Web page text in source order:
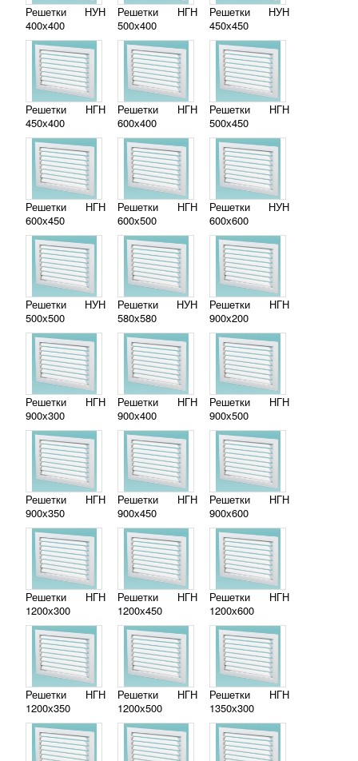
Решетки НУН
400х400
Решетки НГН
450х400
Решетки НГН
500х400
Решетки НГН
600х400
Решетки НУН
450х450
Решетки НГН
500х450
Решетки НГН
600х450
Решетки НУН
500х500
Решетки НГН
600х500
Решетки НУН
580х580
Решетки НУН
600х600
Решетки НГН
900х200
Решетки НГН
900х300
Решетки НГН
900х350
Решетки НГН
900х400
Решетки НГН
900х450
Решетки НГН
900х500
Решетки НГН
900х600
Решетки НГН
1200х300
Решетки НГН
1200х350
Решетки НГН
1200х450
Решетки НГН
1200х500
Решетки НГН
1200х600
Решетки НГН
1350х300